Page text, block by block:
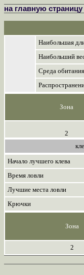
на главную страницу
Наибольшая
Наибольший
Среда обитания
Зонао
2
Начало лучшего клева
Время ловли
Лучшие места ловли
Крючки
Зонао
2